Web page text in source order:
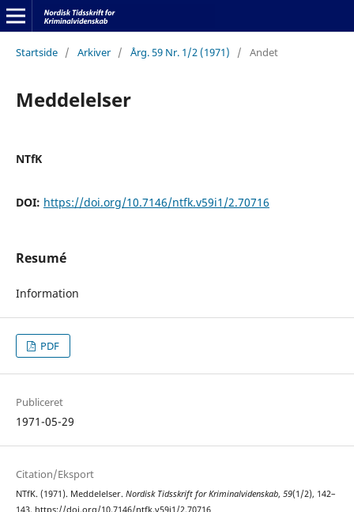
Startside / Arkiver / Årg. 59 Nr. 1/2 (1971) / Andet
Meddelelser
NTfK
DOI: https://doi.org/10.7146/ntfk.v59i1/2.70716
Resumé
Information
PDF
Publiceret
1971-05-29
Citation/Eksport
NTfK. (1971). Meddelelser. Nordisk Tidsskrift for Kriminalvidenskab, 59(1/2), 142–
143. https://doi.org/10.7146/ntfk.v59i1/2.70716